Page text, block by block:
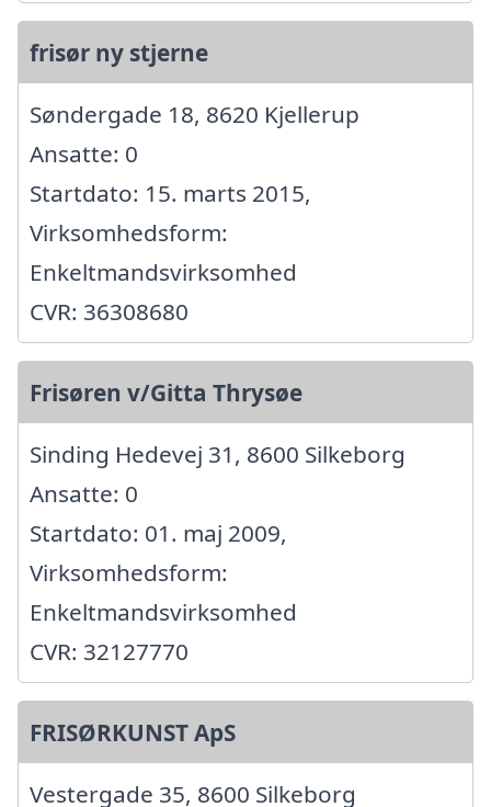
frisør ny stjerne
Søndergade 18, 8620 Kjellerup
Ansatte: 0
Startdato: 15. marts 2015,
Virksomhedsform:
Enkeltmandsvirksomhed
CVR: 36308680
Frisøren v/Gitta Thrysøe
Sinding Hedevej 31, 8600 Silkeborg
Ansatte: 0
Startdato: 01. maj 2009,
Virksomhedsform:
Enkeltmandsvirksomhed
CVR: 32127770
FRISØRKUNST ApS
Vestergade 35, 8600 Silkeborg